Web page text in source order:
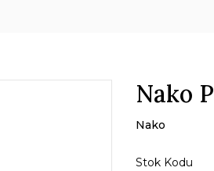
Nako
Nako
Stok Kodu